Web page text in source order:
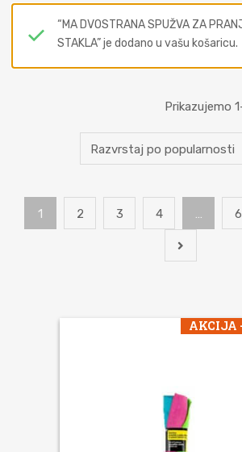
“MA DVOSTRANA SPUŽVA ZA
STAKLA” je dodano u vašu košaricu.
Prikazujemo
1 2 3 4 … 6
AKCIJA